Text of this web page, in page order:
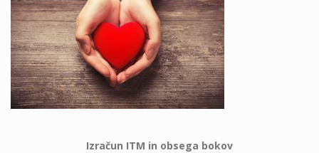
Izračun ITM in obsega bokov